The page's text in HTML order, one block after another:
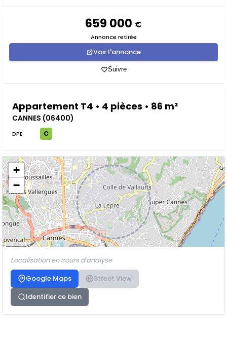
659 000 €
Annonce retirée
Voir l'annonce
Suivre
Appartement T4 • 4 pièces • 86 m²
CANNES (06400)
DPE C
+
−
Localisation en cours d'analyse
Google Maps
Street View
Identifier ce bien